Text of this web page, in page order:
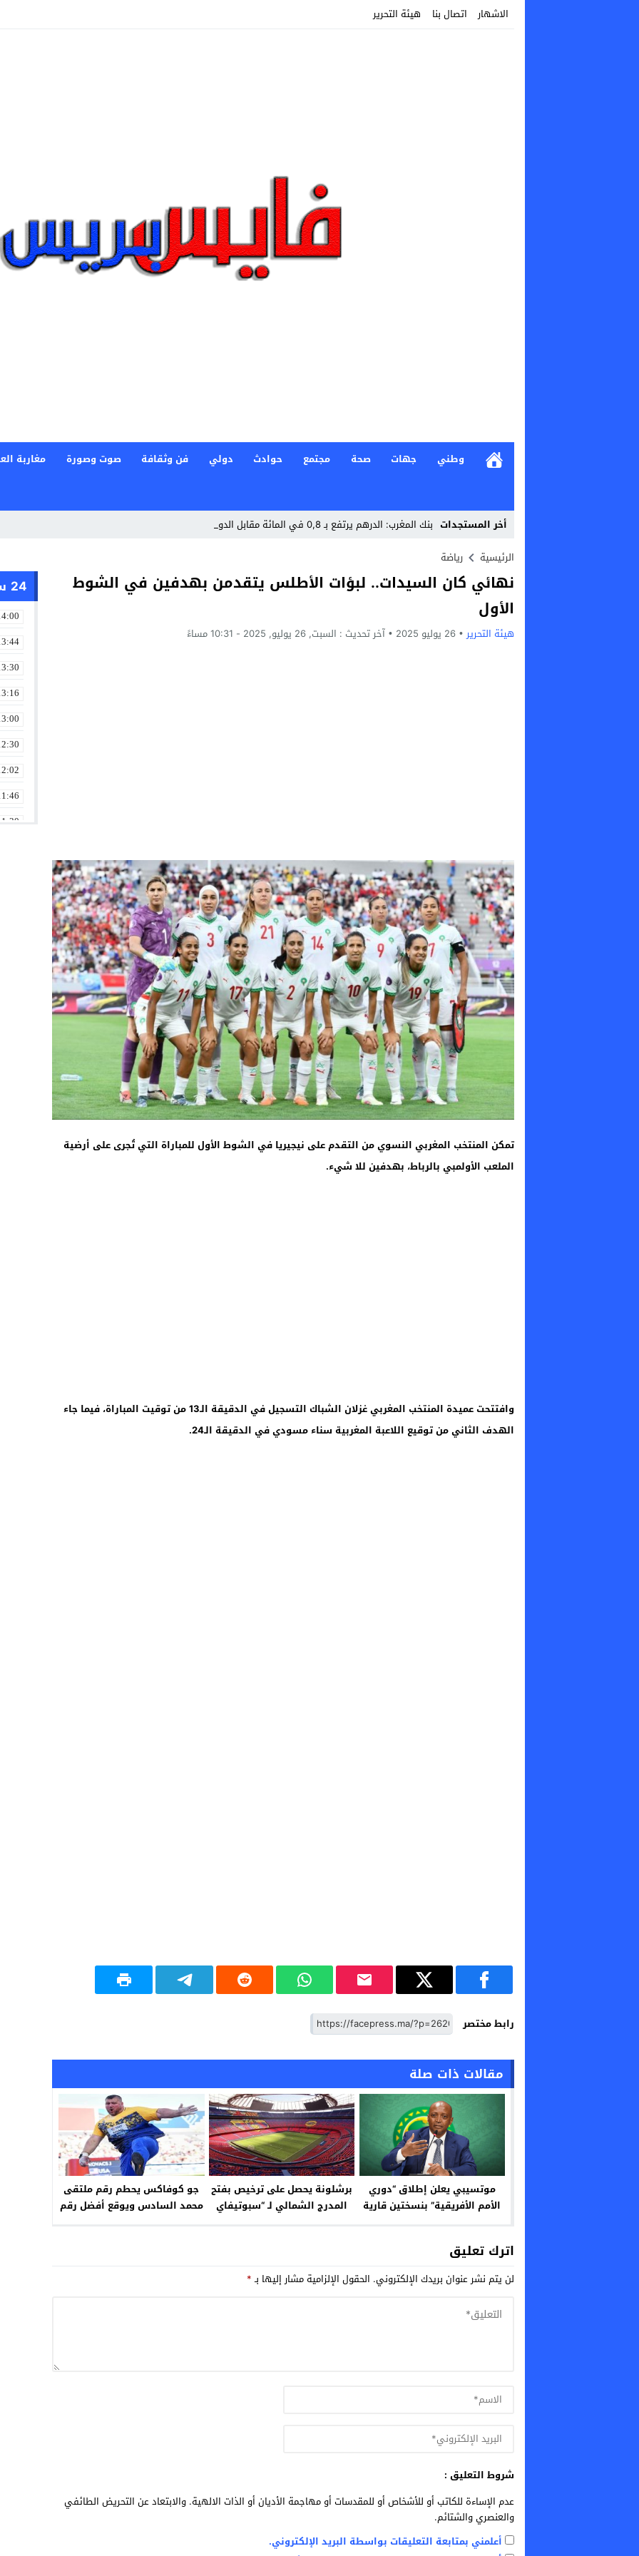
الاشهار اتصال بنا هيئة التحرير
وطني جهات صحة مجتمع حوادث دولي فن وثقافة صوت وصورة مغاربة
أخر المستجدات بنك المغرب: الدرهم يرتفع بـ 0,8 في المائة مقابل الدولار ما بين 3_
Previous
الرئيسية رياضة
نهائي كان السيدات.. لبؤات الأطلس يتقدمن بهدفين في الشوط
الأول
هيئة التحرير 26 يوليو 2025 آخر تحديث : السبت, 26 يوليو, 2025 - 10:31 مساءً
تمكن المنتخب المغربي النسوي من التقدم على نيجيريا في الشوط الأول للمباراة التي تُجرى على أرضية
الملعب الأولمبي بالرباط، بهدفين للا شيء.
وافتتحت عميدة المنتخب المغربي غزلان الشباك التسجيل في الدقيقة الـ13 من توقيت المباراة، فيما جاء
الهدف الثاني من توقيع اللاعبة المغربية سناء مسودي في الدقيقة الـ24.
رابط مختصر
مقالات ذات صلة
موتسيبي يعلن إطلاق “دوري
الأمم الأفريقية” بنسختين قارية
برشلونة يحصل على ترخيص بفتح
المدرج الشمالي لـ “سبوتيفاي
جو كوفاكس يحطم رقم ملتقى
محمد السادس ويوقع أفضل رقم
اترك تعليق
لن يتم نشر عنوان بريدك الإلكتروني. الحقول الإلزامية مشار إليها بـ*
شروط التعليق :
عدم الإساءة للكاتب أو للأشخاص أو للمقدسات أو مهاجمة الأديان أو الذات الالهية. والابتعاد عن التحريض الطائفي
والعنصري والشتائم.
أعلمني بمتابعة التعليقات بواسطة البريد الإلكتروني.
24 ساعة